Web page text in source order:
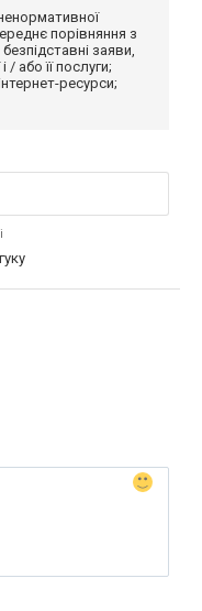
порівняння з
заяви,
або її послуги;
ресурси;